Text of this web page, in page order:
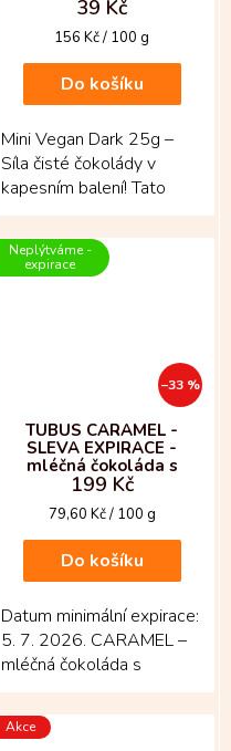
39 Kč
Měrná
156 Kč / 100 g
Do košíku
Mini Vegan Dark 25g –
Síla čisté čokolády v
kapesním balení! Tato
70% hořká čokoláda je
vyrobena z vybraných...
Neplýtváme -
expirace
–33 %
TUBUS CARAMEL -
SLEVA EXPIRACE -
mléčná čokoláda s
karamelem
199 Kč
Měrná
79,60 Kč / 100 g
Do košíku
Datum minimální expirace:
5. 7. 2026. CARAMEL –
mléčná čokoláda s
karamelem – jemně
krémové pohlazení pro
všechny,...
Akce